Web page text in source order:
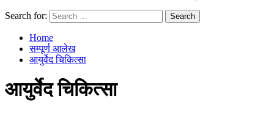
Search for:
Home
सम्पूर्ण आलेख
आयुर्वेद चिकित्सा
आयुर्वेद चिकित्सा